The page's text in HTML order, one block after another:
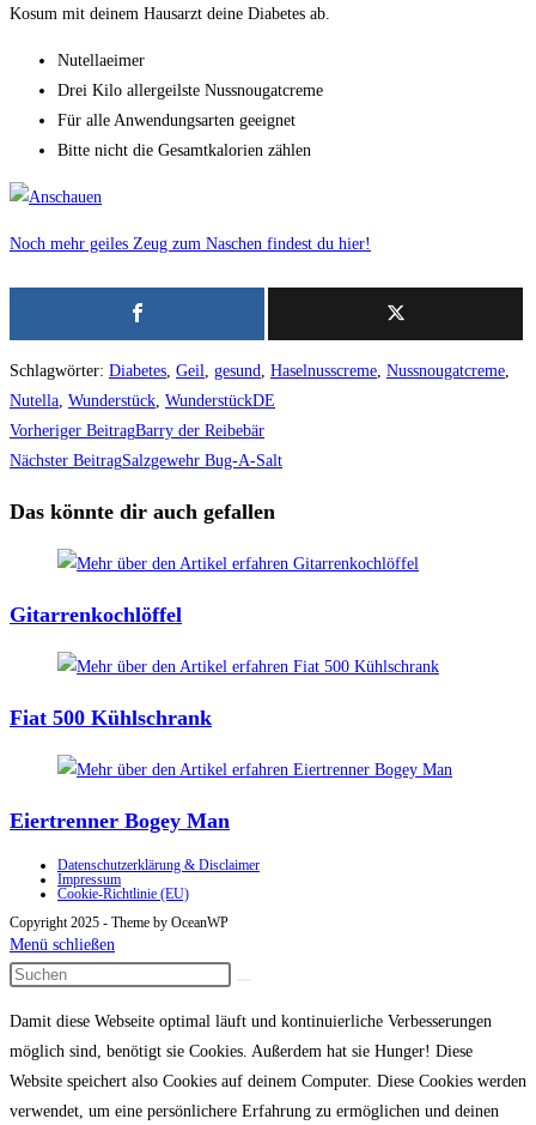
Kosum mit deinem Hausarzt deine Diabetes ab.
Nutellaeimer
Drei Kilo allergeilste Nussnougatcreme
Für alle Anwendungsarten geeignet
Bitte nicht die Gesamtkalorien zählen
Noch mehr geiles Zeug zum Naschen findest du hier!
Schlagwörter: Diabetes, Geil, gesund, Haselnusscreme, Nussnougatcreme,
Nutella, Wunderstück, WunderstückDE
Weitere
Artikel
ansehen
Vorheriger BeitragBarry der Reibebär
Nächster BeitragSalzgewehr Bug-A-Salt
Das könnte dir auch gefallen
Gitarrenkochlöffel
Fiat 500 Kühlschrank
Eiertrenner Bogey Man
Datenschutzerklärung & Disclaimer
Impressum
Cookie-Richtlinie (EU)
Copyright 2025 - Theme by OceanWP
Menü schließen
Damit diese Webseite optimal läuft und kontinuierliche Verbesserungen
möglich sind, benötigt sie Cookies. Außerdem hat sie Hunger! Diese
Website speichert also Cookies auf deinem Computer. Diese Cookies werden
verwendet, um eine persönlichere Erfahrung zu ermöglichen und deinen